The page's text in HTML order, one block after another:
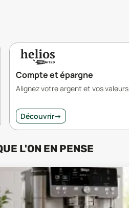
Compte et épargne
Alignez votre argent et vos valeurs
Découvrir→
L'ON EN PENSE